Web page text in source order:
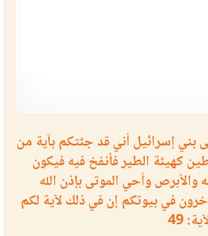
بني إسرائيل أني قد جئتكم بآية من
كهيئة الطير فأنفخ فيه فيكون
والأبرص وأحي الموتى بإذن الله
في بيوتكم إن في ذلك لآية لكم
49